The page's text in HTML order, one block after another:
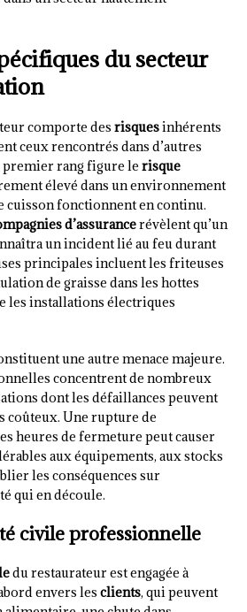
du secteur
comporte des risquesinhérents
ceux rencontrés dans d’autres
premier rang figure le risque
élevé dans un environnement
cuisson fonctionnent en continu.
d’assurancerévèlent qu’un
un incident lié au feu durant
principales incluent les friteuses
de graisse dans les hottes
les installations électriques
une autre menace majeure.
concentrent de nombreux
dont les défaillances peuvent
coûteux. Une rupture de
heures de fermeture peut causer
aux équipements, aux stocks
les conséquences sur
qui en découle.
civile professionnelle
du restaurateur est engagée à
envers les clients, qui peuvent